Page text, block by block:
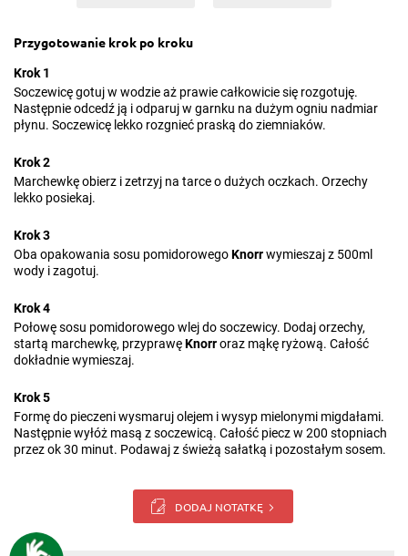
Przygotowanie krok po kroku
Krok 1
Soczewicę gotuj w wodzie aż prawie całkowicie się rozgotuję.
Następnie odcedź ją i odparuj w garnku na dużym ogniu nadmiar
płynu. Soczewicę lekko rozgnieć praską do ziemniaków.
Krok 2
Marchewkę obierz i zetrzyj na tarce o dużych oczkach. Orzechy
lekko posiekaj.
Krok 3
Oba opakowania sosu pomidorowegoKnorrwymieszaj z 500ml
wody i zagotuj.
Krok 4
Połowę sosu pomidorowego wlej do soczewicy. Dodaj orzechy,
startą marchewkę, przyprawęKnorroraz mąkę ryżową. Całość
dokładnie wymieszaj.
Krok 5
Formę do pieczeni wysmaruj olejem i wysyp mielonymi migdałami.
Następnie wyłóż masą z soczewicą. Całość piecz w 200 stopniach
przez ok 30 minut. Podawaj z świeżą sałatką i pozostałym sosem.
DODAJ NOTATKĘ